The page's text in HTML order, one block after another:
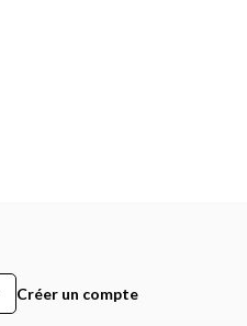
Créer un compte